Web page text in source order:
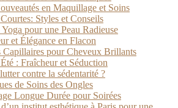
en Maquillage et Soins
Styles et Conseils
pour une Peau Radieuse
et Élégance en Flacon
pour Cheveux Brillants
: Fraîcheur et Séduction
contre la sédentarité ?
de Soins des Ongles
Longue Durée pour Soirées